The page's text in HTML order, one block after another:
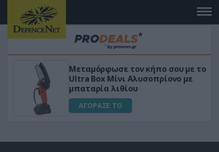
«Μαγική» φόρμουλα τριβόλι +
για αύξηση της λίμπιντο
ΑΓΟΡΑΣΕ ΤΟ